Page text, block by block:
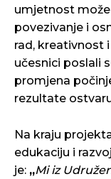
umjetnost
povezivanje i
rad, kreativnost
učesnici poslali
promjena
rezultate
Na kraju
edukaciju i
je: „Mi iz